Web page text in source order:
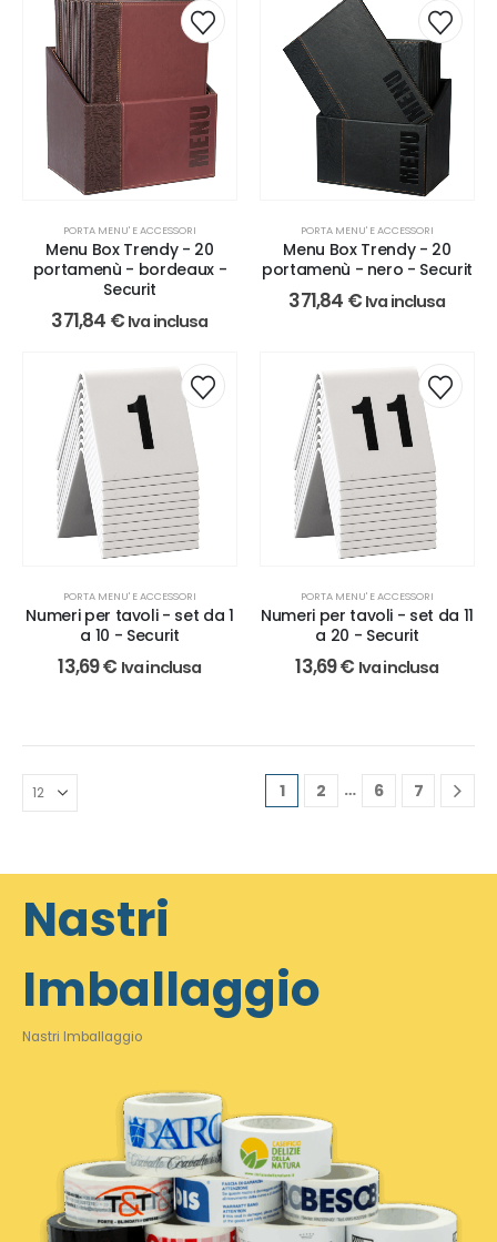
PORTA MENU' E ACCESSORI
Menu Box Trendy - 20
portamenù - bordeaux -
Securit
371,84 € Iva inclusa
PORTA MENU' E ACCESSORI
Menu Box Trendy - 20
portamenù - nero - Securit
371,84 € Iva inclusa
PORTA MENU' E ACCESSORI
Numeri per tavoli - set da 1
a 10 - Securit
13,69€ Iva inclusa
PORTA MENU' E ACCESSORI
Numeri per tavoli - set da 11
a 20 - Securit
13,69€ Iva inclusa
1 2 … 6 7
Nastri
Imballaggio
Nastri Imballaggio